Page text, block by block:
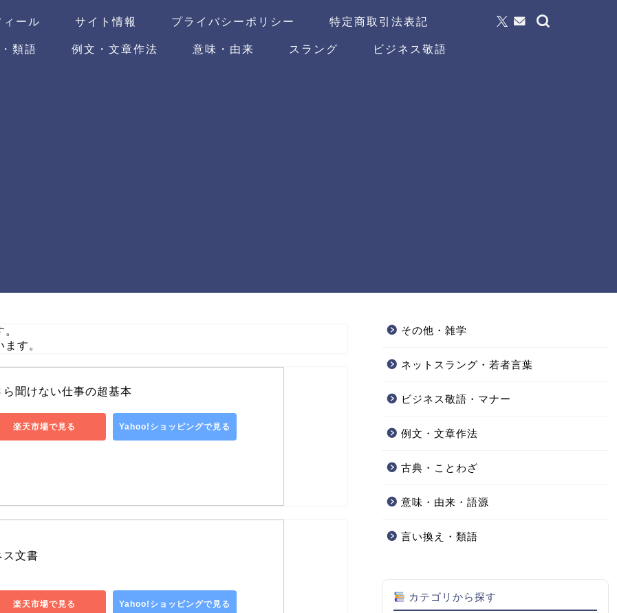
ール サイト情報 プライバシーポリシー
特定商取引法表記
類語 例文・文章作法 意味・由来 スラング
ビジネス敬語
す。
聞けない仕事の超基本
楽天市場で見る Yahoo!ショッピングで見る
ス文書
楽天市場で見る Yahoo!ショッピングで見る
その他・雑学
ネットスラング・若者言葉
ビジネス敬語・マナー
例文・文章作法
古典・ことわざ
意味・由来・語源
言い換え・類語
カテゴリから探す